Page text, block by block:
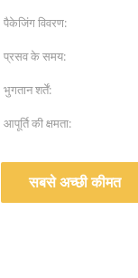
पैकेजिंग विवरण:
प्रसव के समय:
भुगतान शर्तें:
आपूर्ति की क्षमता:
सबसे अच्छी कीमत